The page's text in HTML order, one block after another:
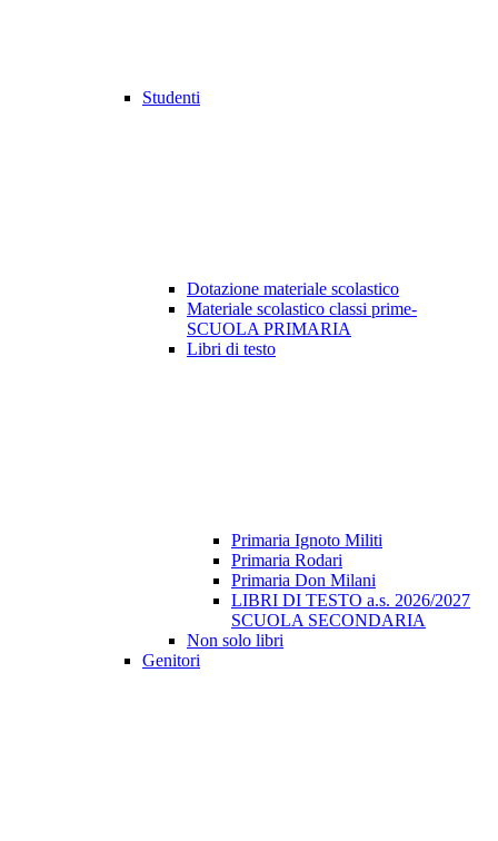
Studenti
Dotazione materiale scolastico
Materiale scolastico classi prime-
SCUOLA PRIMARIA
Libri di testo
Primaria Ignoto Militi
Primaria Rodari
Primaria Don Milani
LIBRI DI TESTO a.s. 2026/2027
SCUOLA SECONDARIA
Non solo libri
Genitori